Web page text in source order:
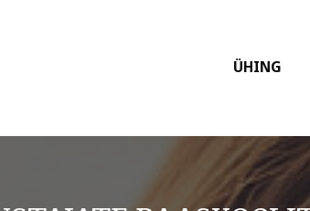
ÜHING